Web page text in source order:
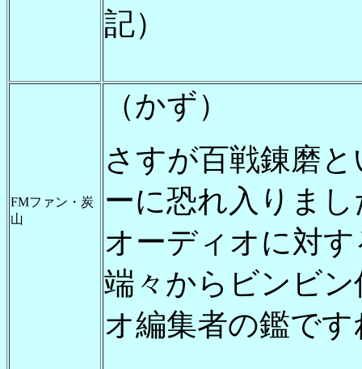
記）
FMファン・炭
山
（かず）
さすが百戦錬磨
ーに恐れ入りまし
オーディオに対
端々からビンビ
オ編集者の鑑です